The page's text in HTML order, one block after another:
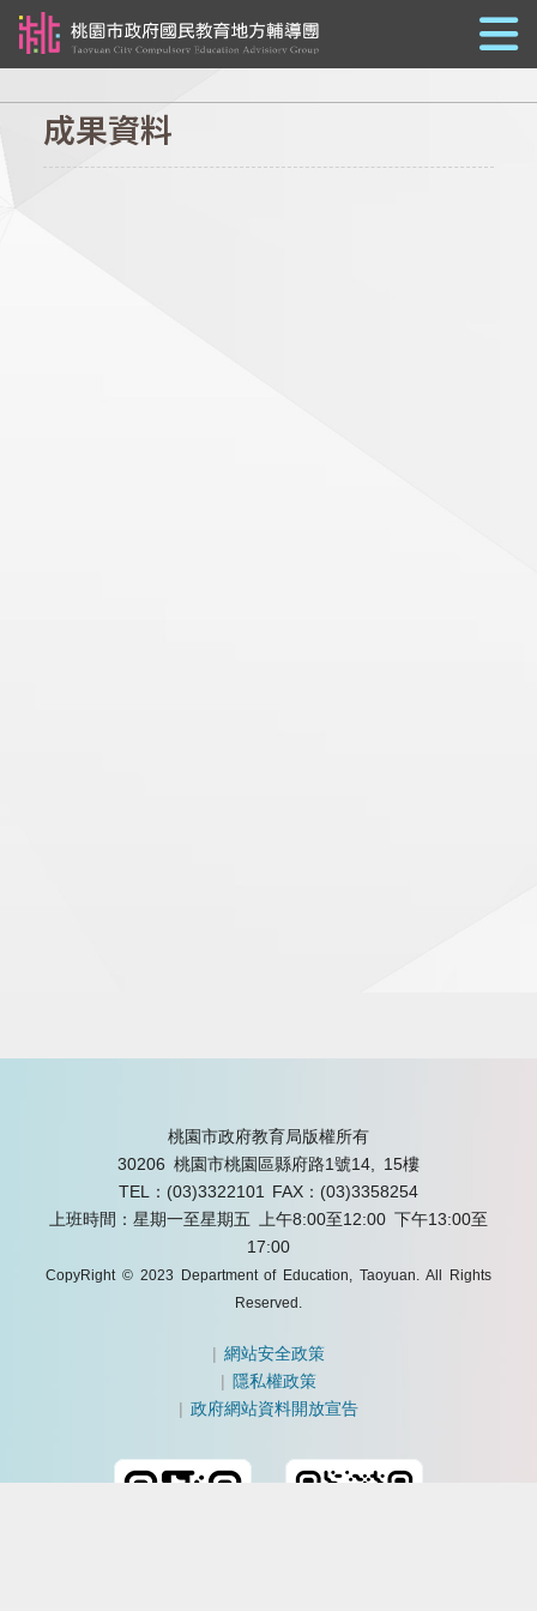
成果資料
桃園市政府教育局版權所有
30206 桃園市桃園區縣府路1號14, 15樓
TEL：(03)3322101
FAX：(03)3358254
上班時間：星期一至星期五 上午8:00至12:00 下午13:00至
17:00
CopyRight © 2023 Department of Education, Taoyuan. All Rights
Reserved.
|網站安全政策
| 隱私權政策
|政府網站資料開放宣告